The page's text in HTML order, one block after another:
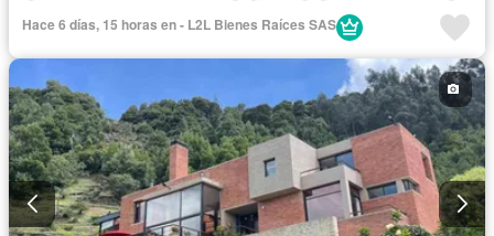
Cuarto de servicio
Chimenea
Hace 6 días, 15 horas en - L2L Bienes Raíces SAS